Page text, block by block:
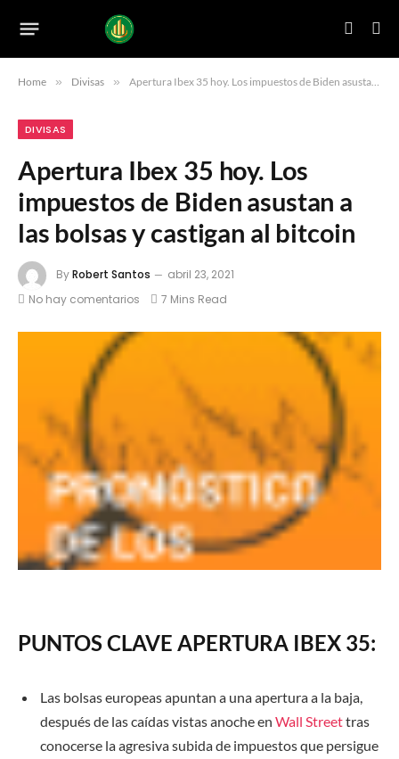
Home » Divisas » Apertura Ibex 35 hoy. Los impuestos de Biden asustan a las bolsas y castigan al bitcoin
DIVISAS
Apertura Ibex 35 hoy. Los
impuestos de Biden asustan a
las bolsas y castigan al bitcoin
ByRobert Santos
abril 23, 2021
No hay comentarios
7 Mins Read
PUNTOS CLAVE APERTURA IBEX 35:
Las bolsas europeas apuntan a una apertura a la baja,
después de las caídas vistas anoche en Wall Streettras
conocerse la agresiva subida de impuestos que persigue